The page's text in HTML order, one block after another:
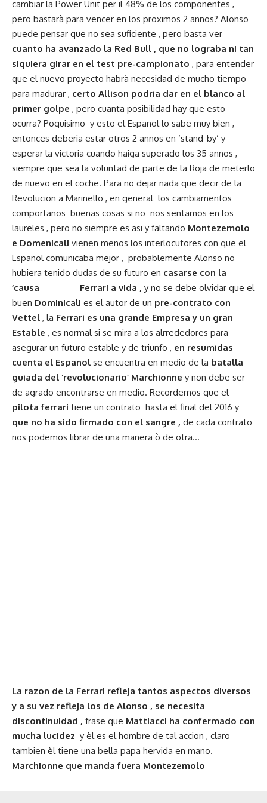
cambiar la Power Unit per il 48% de los componentes ,
pero bastarà para vencer en los proximos 2 annos? Alonso
puede pensar que no sea suficiente , pero basta ver
cuanto ha avanzado la Red Bull , que no lograba ni tan
siquiera girar en el test pre-campionato , para entender
que el nuevo proyecto habrà necesidad de mucho tiempo
para madurar , certo Allison podria dar en el blanco al
primer golpe , pero cuanta posibilidad hay que esto
ocurra? Poquisimo y esto el Espanol lo sabe muy bien ,
entonces deberia estar otros 2 annos en ‘stand-by’ y
esperar la victoria cuando haiga superado los 35 annos ,
siempre que sea la voluntad de parte de la Roja de meterlo
de nuevo en el coche. Para no dejar nada que decir de la
Revolucion a Marinello , en general los cambiamentos
comportanos buenas cosas si no nos sentamos en los
laureles , pero no siempre es asi y faltando Montezemolo
e Domenicali vienen menos los interlocutores con que el
Espanol comunicaba mejor , probablemente Alonso no
hubiera tenido dudas de su futuro en casarse con la
‘causa Ferrari a vida , y no se debe olvidar que el
buen Dominicali es el autor de un pre-contrato con
Vettel , la Ferrari es una grande Empresa y un gran
Estable , es normal si se mira a los alrrededores para
asegurar un futuro estable y de triunfo , en resumidas
cuenta el Espanol se encuentra en medio de la batalla
guiada del ‘revolucionario’ Marchionne y non debe ser
de agrado encontrarse en medio. Recordemos que el
pilota ferrari tiene un contrato hasta el final del 2016 y
que no ha sido firmado con el sangre , de cada contrato
nos podemos librar de una manera ò de otra…
La razon de la Ferrari refleja tantos aspectos diversos
y a su vez refleja los de Alonso , se necesita
discontinuidad , frase que Mattiacci ha confermado con
mucha lucidez y èl es el hombre de tal accion , claro
tambien èl tiene una bella papa hervida en mano.
Marchionne que manda fuera Montezemolo